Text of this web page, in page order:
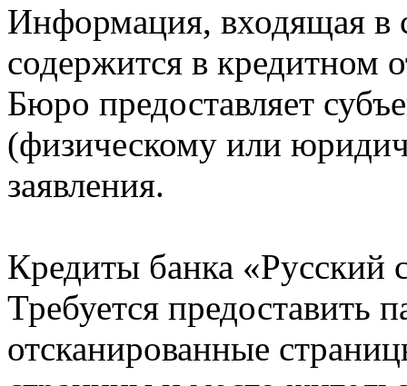
Информация, входящая в
содержится в кредитном
Бюро предоставляет
(физическому или
заявления.
Кредиты банка «Русский
Требуется предоставить
отсканированные